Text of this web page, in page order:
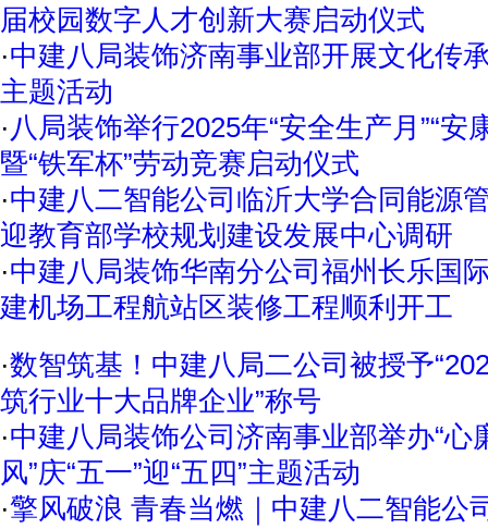
届校园数字人才创新大赛启动仪式
·中建八局装饰济南事业部开展文化传
主题活动
· 八局装饰举行2025年“安全生产月”“安
暨“铁军杯”劳动竞赛启动仪式
·中建八二智能公司临沂大学合同能源
迎教育部学校规划建设发展中心调研
·中建八局装饰华南分公司福州长乐国
建机场工程航站区装修工程顺利开工
·数智筑基！中建八局二公司被授予
筑行业十大品牌企业”称号
·中建八局装饰公司济南事业部举办“心
风”庆“五一”迎“五四”主题活动
·擎风破浪 青春当燃｜中建八二智能公